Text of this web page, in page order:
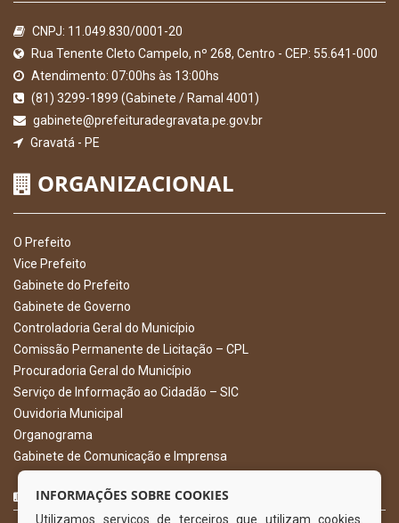
CNPJ: 11.049.830/0001-20
Rua Tenente Cleto Campelo, nº 268, Centro - CEP: 55.641-000
Atendimento: 07:00hs às 13:00hs
(81) 3299-1899 (Gabinete / Ramal 4001)
gabinete@prefeituradegravata.pe.gov.br
Gravatá - PE
ORGANIZACIONAL
O Prefeito
Vice Prefeito
Gabinete do Prefeito
Gabinete de Governo
Controladoria Geral do Município
Comissão Permanente de Licitação – CPL
Procuradoria Geral do Município
Serviço de Informação ao Cidadão – SIC
Ouvidoria Municipal
Organograma
Gabinete de Comunicação e Imprensa
CURTA NOSSA FAN PAGE
INFORMAÇÕES SOBRE COOKIES
Utilizamos serviços de terceiros que utilizam cookies.